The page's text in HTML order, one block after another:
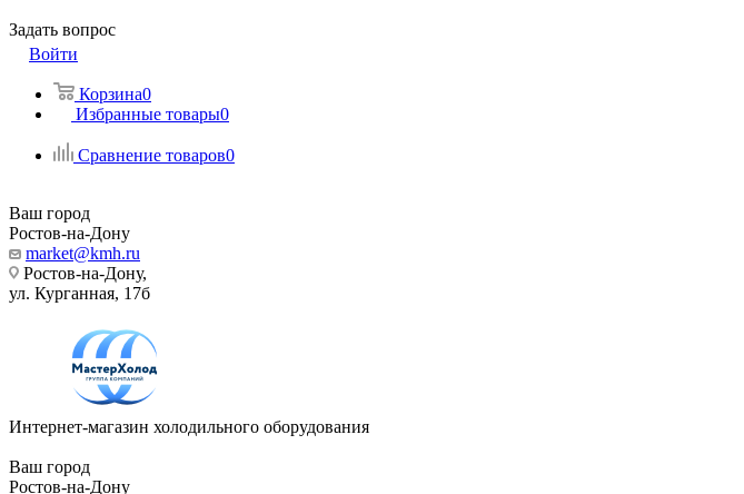
Задать вопрос
Войти
Корзина0
Избранные товары0
Сравнение товаров0
Ваш город
Ростов-на-Дону
market@kmh.ru
Ростов-на-Дону,
ул. Курганная, 17б
Интернет-магазин холодильного оборудования
Ваш город
Ростов-на-Дону